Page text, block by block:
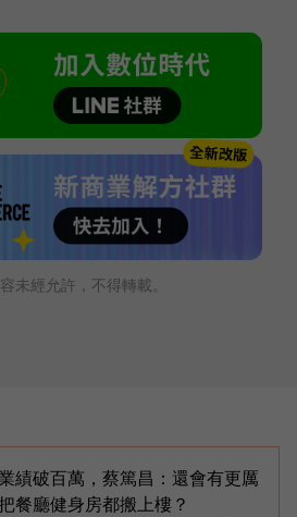
未經允許，不得轉載。
績破百萬，蔡篤昌：還會有更厲
餐廳健身房都搬上樓？